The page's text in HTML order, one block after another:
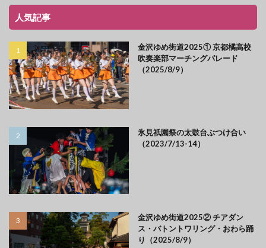
人気記事
金沢ゆめ街道2025① 京都橘高校
吹奏楽部マーチングパレード
（2025/8/9）
氷見祇園祭の太鼓台ぶつけ合い
（2023/7/13-14）
金沢ゆめ街道2025② チアダン
ス・バトントワリング・おわら踊
り（2025/8/9）